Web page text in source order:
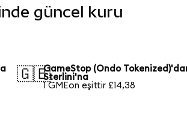
güncel kuru
🇬🇧GameStop (Ondo
Sterlini'na
1 GMEon eşittir £14,38